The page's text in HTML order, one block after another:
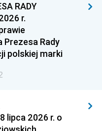
RADY
r.
Prezesa Rady
polskiej marki
lipca 2026 r. o